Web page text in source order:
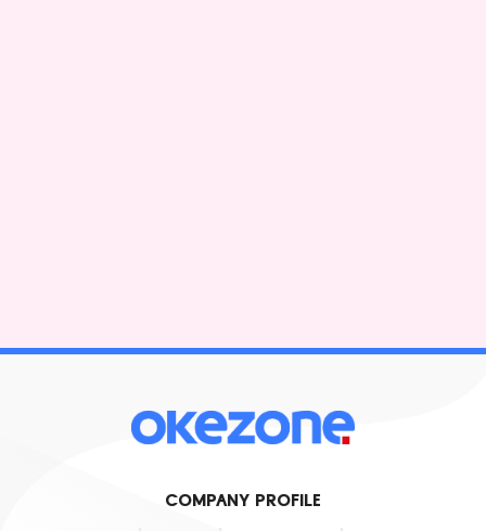
COMPANY PROFILE